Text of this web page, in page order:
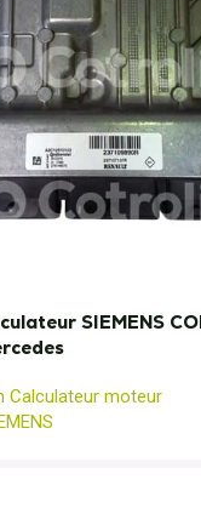
SIEMENS
Calculateur moteur